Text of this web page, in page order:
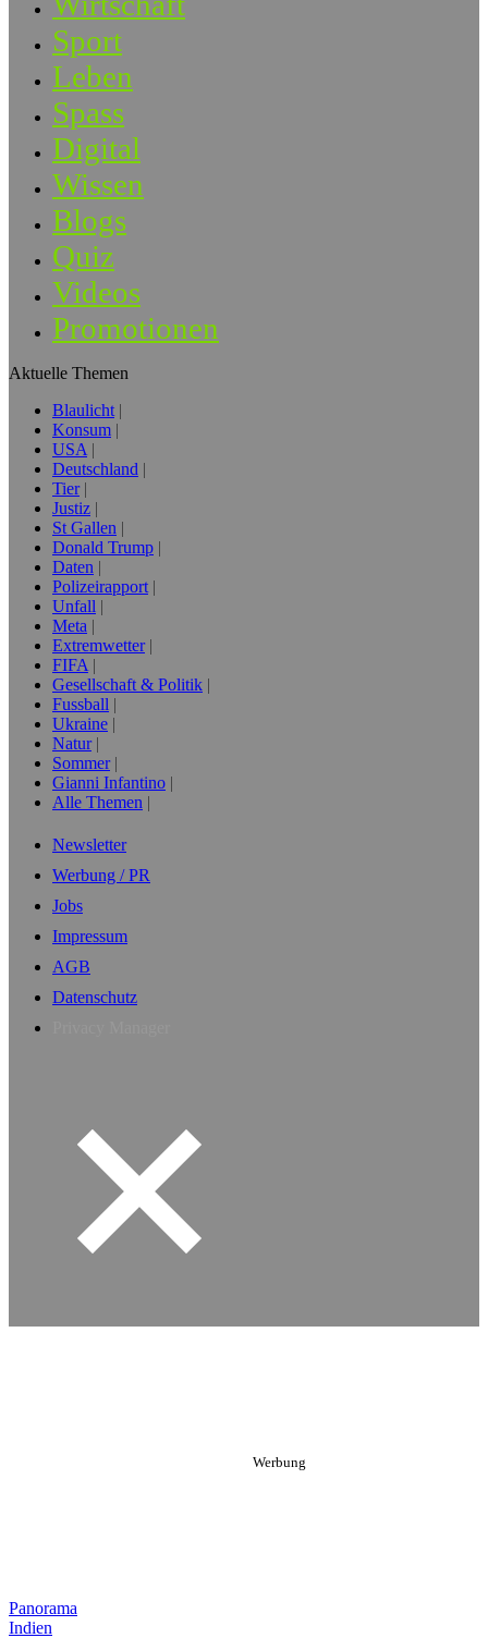
Sport
Leben
Spass
Digital
Wissen
Blogs
Quiz
Videos
Promotionen
Aktuelle Themen
Blaulicht
Konsum
USA
Deutschland
Tier
Justiz
St Gallen
Donald Trump
Daten
Polizeirapport
Unfall
Meta
Extremwetter
FIFA
Gesellschaft & Politik
Fussball
Ukraine
Natur
Sommer
Gianni Infantino
Alle Themen
Newsletter
Werbung / PR
Jobs
Impressum
AGB
Datenschutz
Panorama
Indien